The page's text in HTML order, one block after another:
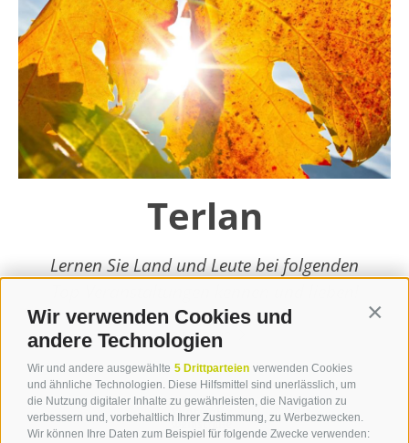
Wir verwenden Cookies und
andere Technologien
Wir und andere ausgewählte 5 Drittparteien verwenden Cookies
und ähnliche Technologien. Diese Hilfsmittel sind unerlässlich, um
die Nutzung digitaler Inhalte zu gewährleisten, die Navigation zu
verbessern und, vorbehaltlich Ihrer Zustimmung, zu Werbezwecken.
Wir können Ihre Daten zum Beispiel für folgende Zwecke verwenden:
Terlan
Lernen Sie Land und Leute bei folgenden
weiterlesen